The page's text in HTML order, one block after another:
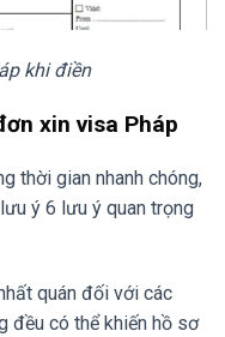
khi điền
xin visa Pháp
thời gian nhanh chóng,
ý 6 lưu ý quan trọng
quán đối với các
đều có thể khiến hồ sơ